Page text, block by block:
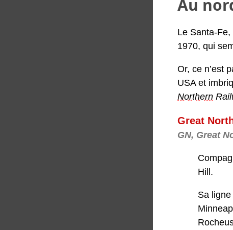
Au
Le Santa-Fe,
1970, qui
Or, ce n’est
USA et
Northern
Great
GN, Great
Hill.
Sa